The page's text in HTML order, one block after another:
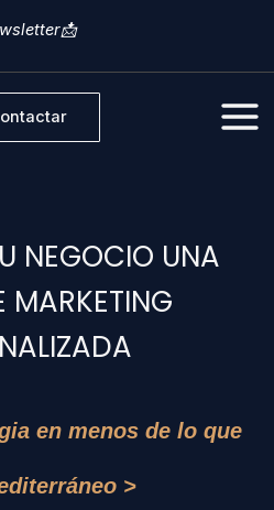
NEGOCIO UNA
MARKETING
en menos de lo que
>